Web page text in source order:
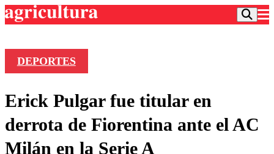
Frecuencias
Agricultura TV
Deportes
Entretención
DEPORTES
Erick Pulgar fue titular en
derrota de Fiorentina ante el AC
Milán en la Serie A